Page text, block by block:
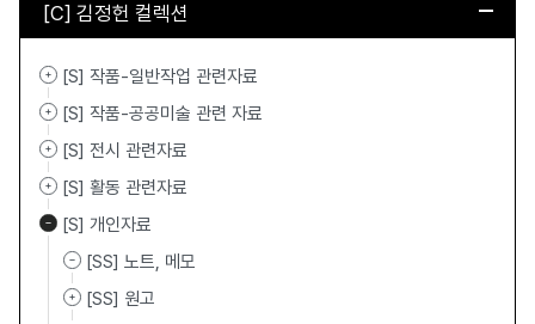
[C] 김정헌 컬렉션
[S] 작품-일반작업 관련자료
[S] 작품-공공미술 관련 자료
[S] 전시 관련자료
[S] 활동 관련자료
[S] 개인자료
[SS] 노트, 메모
[SS] 원고